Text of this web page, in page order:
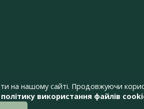
нашому сайті. Продовжуючи
політику використання файлів